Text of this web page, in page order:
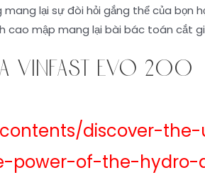
lại sự đòi hỏi gắng thể của bọn
cao mập mang lại bài bác toán cắt
vinfast evo 200
discover-
of-the-hydro-